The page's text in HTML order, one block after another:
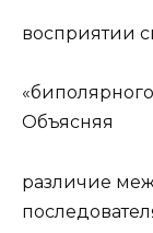
восприятии
Объясняя
различие